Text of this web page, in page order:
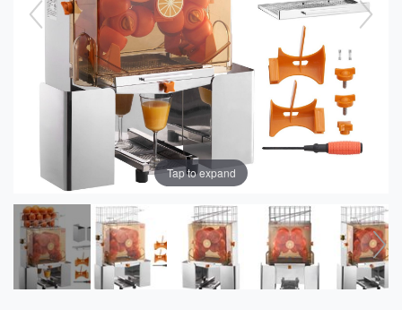
Tap to expand